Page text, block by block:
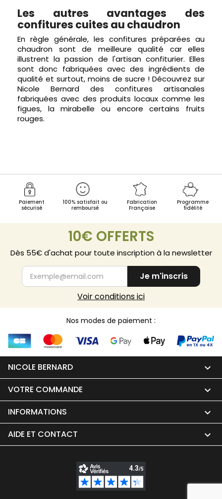
Les autres avantages des
confitures cuites au chaudron
En règle générale, les confitures préparées au
chaudron sont de meilleure qualité car elles
illustrent la passion de l'artisan confiturier. Elles
sont donc fabriquées avec des ingrédients de
qualité et surtout, moins de sucre ! Découvrez sur
Nicole Bernard des confitures artisanales
fabriquées avec des produits locaux comme les
figues, la mirabelle ou encore certains fruits
rouges.
Paiement
sécurisé
100% satisfait ou
remboursé
Fabrication
Française
Programme
fidélité
10€ OFFERTS
Dès 55€ d'achat pour toute inscription à la newsletter
Je m'inscris
Voir conditions ici
Nos modes de paiement :
NICOLE BERNARD 
VOTRE COMMANDE 
INFORMATIONS 
AIDE ET CONTACT 